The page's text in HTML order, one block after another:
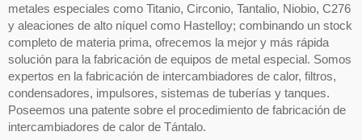
metales especiales como Titanio, Circonio, Tantalio, Niobio, C276
y aleaciones de alto níquel como Hastelloy; combinando un stock
completo de materia prima, ofrecemos la mejor y más rápida
solución para la fabricación de equipos de metal especial. Somos
expertos en la fabricación de intercambiadores de calor, filtros,
condensadores, impulsores, sistemas de tuberías y tanques.
Poseemos una patente sobre el procedimiento de fabricación de
intercambiadores de calor de Tántalo.